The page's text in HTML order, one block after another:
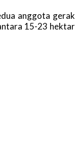
anggota gerak
15-23 hektar